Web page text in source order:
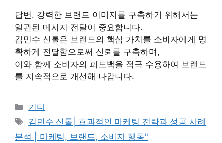
답변. 강력한 브랜드 이미지를 구축하기 위해서는
일관된 메시지 전달이 중요합니다.
김민수 신톨은 브랜드의 핵심 가치를 소비자에게 명
확하게 전달함으로써 신뢰를 구축하며,
이와 함께 소비자의 피드백을 적극 수용하여 브랜드
를 지속적으로 개선해 나갑니다.
Categories
기타
Tags
김민수 신톨| 효과적인 마케팅 전략과 성공 사례
분석 | 마케팅, 브랜드, 소비자 행동"